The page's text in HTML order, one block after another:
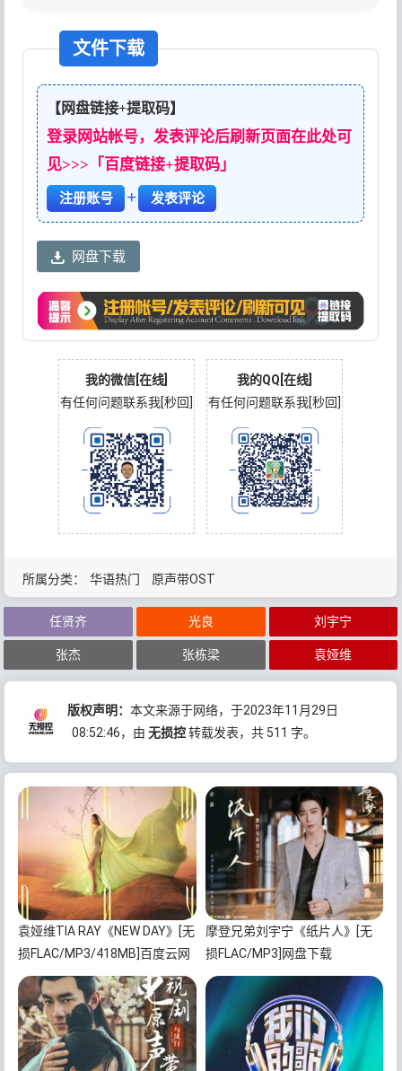
所属分类： 华语热门 原声带OST
文件下载
【网盘链接+提取码】
登录网站帐号，发表评论后刷新页面在此处可
见>>>「百度链接+提取码」
注册账号 + 发表评论
网盘下载
我的微信[在线]
有任何问题联系我[秒回]
我的QQ[在线]
有任何问题联系我[秒回]
任贤齐 光良 刘宇宁
张杰 张栋梁 袁娅维
版权声明：本文来源于网络，于2023年11月29日
08:52:46，由无损控转载发表，共 511 字。
袁娅维TIA RAY《NEW DAY》[无
损FLAC/MP3/418MB]百度云网
盘下载
摩登兄弟刘宇宁《纸片人》[无
损FLAC/MP3]网盘下载